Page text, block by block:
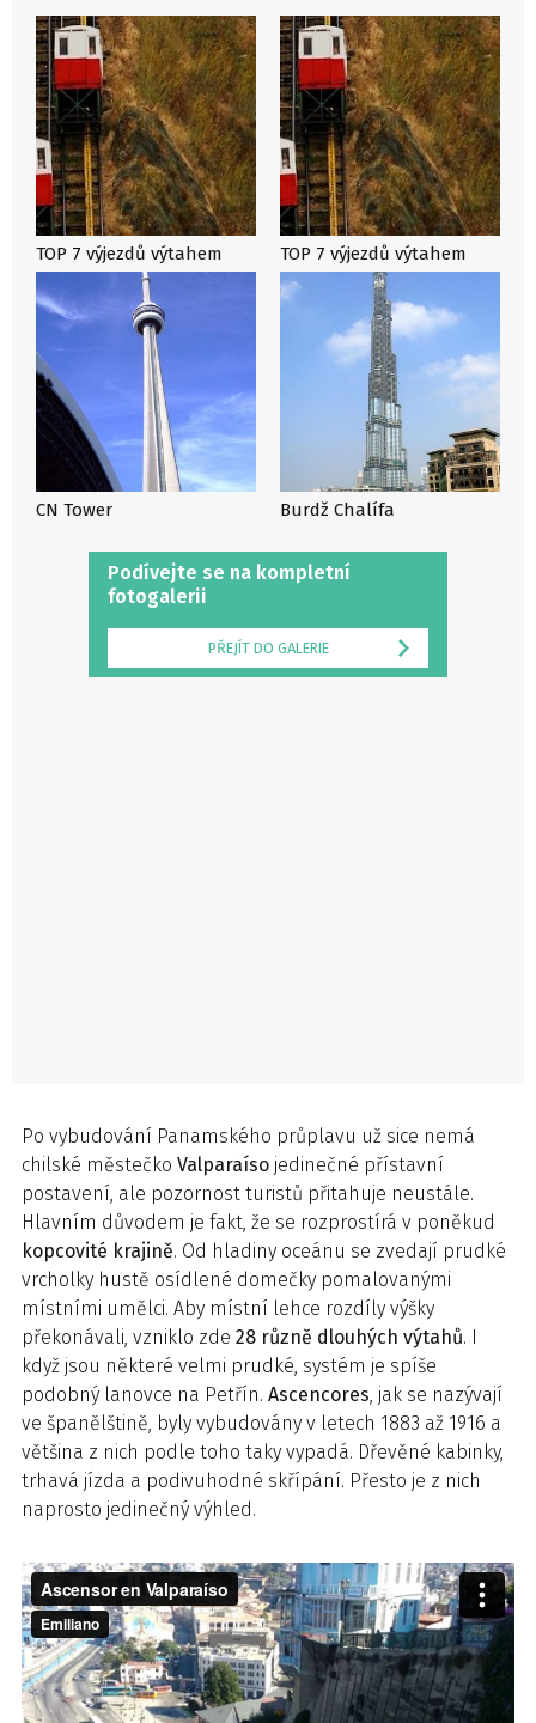
Podívejte se na kompletní
fotogalerii
PŘEJÍT DO GALERIE
TOP 7 výjezdů výtahem TOP 7 výjezdů výtahem
CN Tower Burdž Chalífa
Po vybudování Panamského průplavu už sice nemá
chilské městečko Valparaíso jedinečné přístavní
postavení, ale pozornost turistů přitahuje neustále.
Hlavním důvodem je fakt, že se rozprostírá v poněkud
kopcovité krajině. Od hladiny oceánu se zvedají prudké
vrcholky hustě osídlené domečky pomalovanými
místními umělci. Aby místní lehce rozdíly výšky
překonávali, vzniklo zde 28 různě dlouhých výtahů. I
když jsou některé velmi prudké, systém je spíše
podobný lanovce na Petřín. Ascencores, jak se nazývají
ve španělštině, byly vybudovány v letech 1883 až 1916 a
většina z nich podle toho taky vypadá. Dřevěné kabinky,
trhavá jízda a podivuhodné skřípání. Přesto je z nich
naprosto jedinečný výhled.